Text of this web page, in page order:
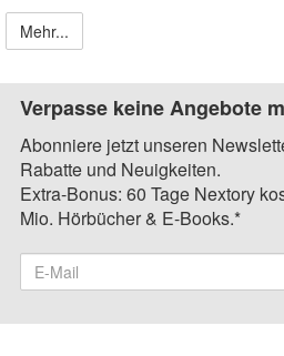
Mehr...
Verpasse keine Angebote
Abonniere jetzt unseren
Rabatte und Neuigkeiten.
Extra-Bonus: 60 Tage Nextory
Mio. Hörbücher & E-Books.*